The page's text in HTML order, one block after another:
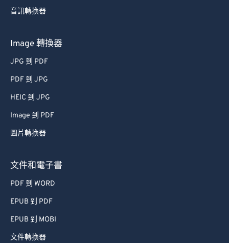
音訊轉換器
Image 轉換器
JPG 到 PDF
PDF 到 JPG
HEIC 到 JPG
Image 到 PDF
圖片轉換器
文件和電子書
PDF 到 WORD
EPUB 到 PDF
EPUB 到 MOBI
文件轉換器